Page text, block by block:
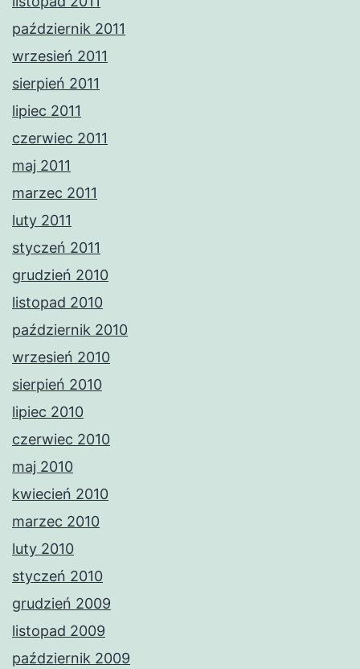
październik 2011
wrzesień 2011
sierpień 2011
lipiec 2011
czerwiec 2011
maj 2011
marzec 2011
luty 2011
styczeń 2011
grudzień 2010
listopad 2010
październik 2010
wrzesień 2010
sierpień 2010
lipiec 2010
czerwiec 2010
maj 2010
kwiecień 2010
marzec 2010
luty 2010
styczeń 2010
grudzień 2009
listopad 2009
październik 2009